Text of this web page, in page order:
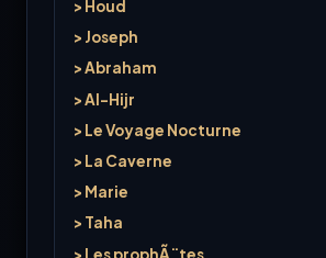
> Houd
> Joseph
> Abraham
> Al-Hijr
> Le Voyage Nocturne
> La Caverne
> Marie
> Taha
> Les prophÃ¨tes